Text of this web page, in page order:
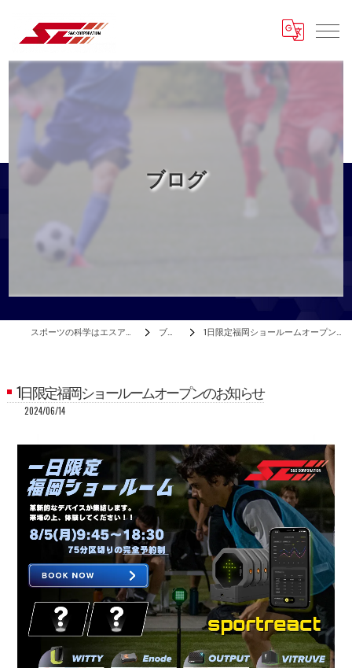
ブログ
ブログ 1日限定福岡ショールームオープンのお知らせ
1日限定福岡ショールームオープンのお知らせ
2024/06/14